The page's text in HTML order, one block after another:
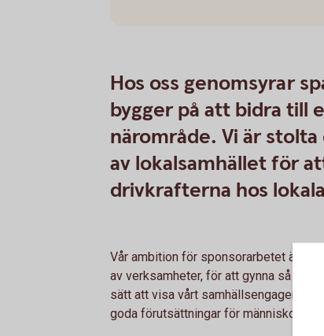
Hos oss genomsyrar
bygger på att bidra till
närområde. Vi är
av lokalsamhället för
drivkrafterna hos
Vår ambition för sponsorarbetet är att
av verksamheter, för att gynna så
sätt att visa vårt
goda förutsättningar för människor